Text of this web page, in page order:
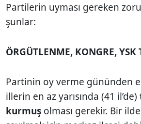
Partilerin uyması gereken
şunlar:
ÖRGÜTLENME, KONGRE, YSK
Partinin oy verme gününden
illerin en az yarısında (41 il’de)
kurmuş olması gerekir. Bir